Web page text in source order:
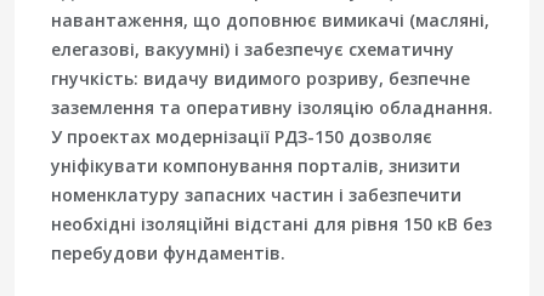
навантаження, що доповнює вимикачі (масляні,
елегазові, вакуумні) і забезпечує схематичну
гнучкість: видачу видимого розриву, безпечне
заземлення та оперативну ізоляцію обладнання.
У проектах модернізації РДЗ-150 дозволяє
уніфікувати компонування порталів, знизити
номенклатуру запасних частин і забезпечити
необхідні ізоляційні відстані для рівня 150 кВ без
перебудови фундаментів.